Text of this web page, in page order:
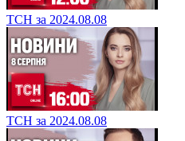
ТСН за 2024.08.08
ТСН за 2024.08.08